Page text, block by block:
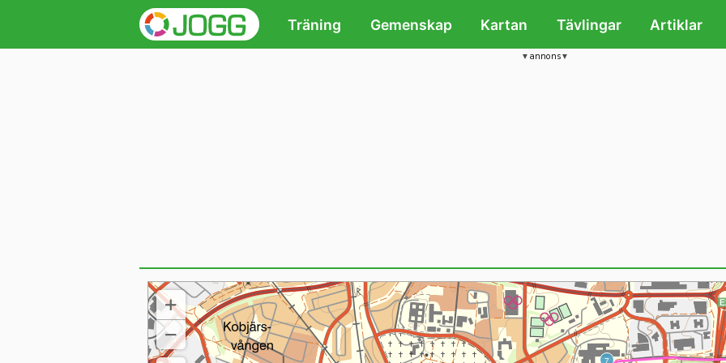
Träning Gemenskap Kartan Tävlingar Artiklar
annons
7